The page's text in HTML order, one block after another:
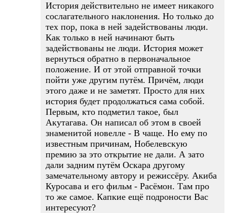
История действительно не имеет никакого
сослагательного наклонения. Но только до
тех пор, пока в ней задействованы люди.
Как только в ней начинают быть
задействованы не люди. История может
вернуться обратно в первоначальное
положение. И от этой отправной точки
пойти уже другим путём. Причём, люди
этого даже и не заметят. Просто для них
история будет продолжаться сама собой.
Первым, кто подметил такое, был
Акутагава. Он написал об этом в своей
знаменитой новелле - В чаще. Но ему по
известным причинам, Нобелевскую
премию за это открытие не дали. А зато
дали задним путём Оскара другому
замечательному автору и режиссёру. Акиба
Куросава и его фильм - Расёмон. Там про
то же самое. Капкие ещё подроности Вас
интересуют?